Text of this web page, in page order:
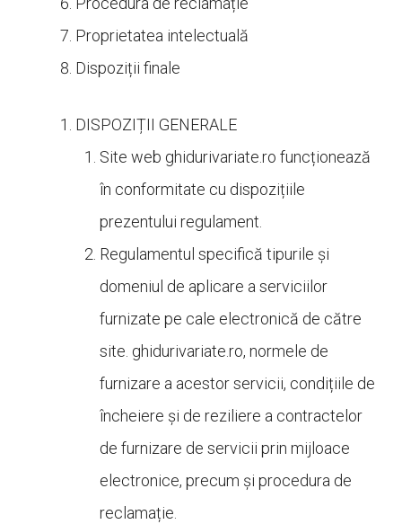
Proprietatea intelectuală
Dispoziții finale
DISPOZIȚII GENERALE
Site web ghidurivariate.ro funcționează
în conformitate cu dispozițiile
prezentului regulament.
Regulamentul specifică tipurile și
domeniul de aplicare a serviciilor
furnizate pe cale electronică de către
site. ghidurivariate.ro, normele de
furnizare a acestor servicii, condițiile de
încheiere și de reziliere a contractelor
de furnizare de servicii prin mijloace
electronice, precum și procedura de
reclamație.